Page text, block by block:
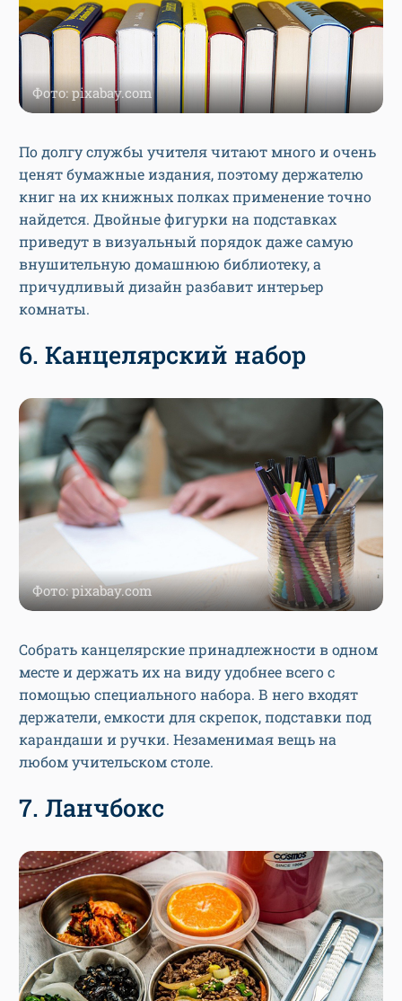
Фото: pixabay.com
По долгу службы учителя читают много и очень
ценят бумажные издания, поэтому держателю
книг на их книжных полках применение точно
найдется. Двойные фигурки на подставках
приведут в визуальный порядок даже самую
внушительную домашнюю библиотеку, а
причудливый дизайн разбавит интерьер
комнаты.
6. Канцелярский набор
Фото: pixabay.com
Собрать канцелярские принадлежности в одном
месте и держать их на виду удобнее всего с
помощью специального набора. В него входят
держатели, емкости для скрепок, подставки под
карандаши и ручки. Незаменимая вещь на
любом учительском столе.
7. Ланчбокс